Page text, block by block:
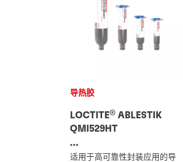
导热胶
LOCTITE® ABLESTIK
QMI529HT
...
适用于高可靠性封装应用的导